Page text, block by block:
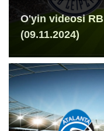
O'yin videosi
(09.11.2024)